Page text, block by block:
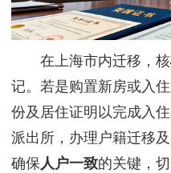
在上海市内迁移，核
记。若是购置新房或入
份及居住证明以完成入
派出所，办理户籍迁移
确保人户一致的关键，